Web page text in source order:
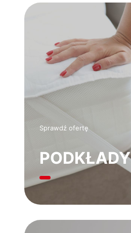
Sprawdź ofertę
PODKŁADY